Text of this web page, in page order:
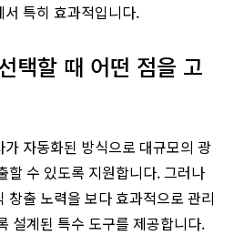
특히 효과적입니다.
택할 때 어떤 점을 고
자동화된 방식으로 대규모의 광
할 수 있도록 지원합니다. 그러나
창출 노력을 보다 효과적으로 관리
설계된 특수 도구를 제공합니다.